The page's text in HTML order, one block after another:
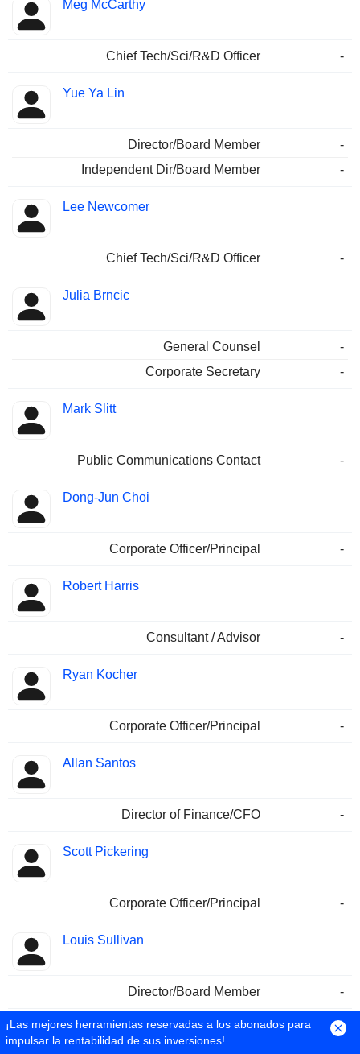
Meg McCarthy
Chief Tech/Sci/R&D Officer -
Yue Ya Lin
Director/Board Member
-
Independent Dir/Board Member
-
Lee Newcomer
Chief Tech/Sci/R&D Officer -
Julia Brncic
General Counsel
-
Corporate Secretary
-
Mark Slitt
Public Communications Contact -
Dong-Jun Choi
Corporate Officer/Principal -
Robert Harris
Consultant / Advisor -
Ryan Kocher
Corporate Officer/Principal -
Allan Santos
Director of Finance/CFO -
Scott Pickering
Corporate Officer/Principal -
Louis Sullivan
Director/Board Member -
Alexis Jones
¡Las mejores herramientas reservadas a los abonados para
impulsar la rentabilidad de sus inversiones!